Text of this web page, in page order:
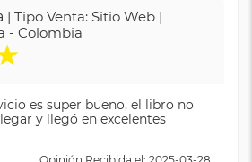
| Tipo Venta: Sitio Web |
- Colombia
es super bueno, el libro no
y llegó en excelentes